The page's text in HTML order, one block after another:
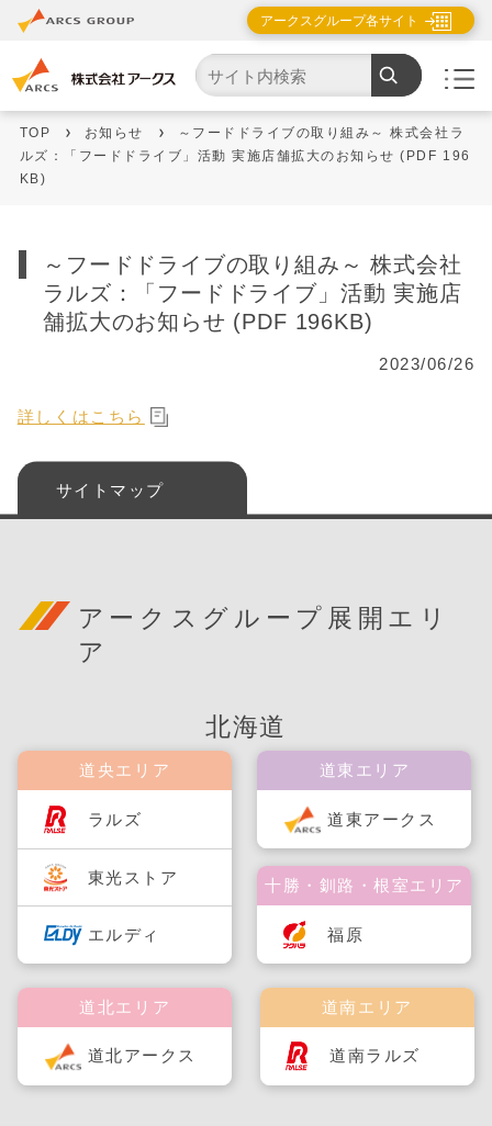
アークスグループ各サイト
TOP お知らせ
～フードドライブの取り組み～ 株式会社ラ
ルズ：「フードドライブ」活動 実施店舗拡大のお知らせ (PDF 196
KB)
～フードドライブの取り組み～ 株式会社
ラルズ：「フードドライブ」活動 実施店
舗拡大のお知らせ (PDF 196KB)
2023/06/26
詳しくはこちら
サイトマップ
アークスグループ展開エリ
ア
北海道
道央エリア
ラルズ
東光ストア
エルディ
道南エリア
道南ラルズ
道北エリア
道北アークス
道東エリア
道東アークス
十勝・釧路・根室エリア
福原